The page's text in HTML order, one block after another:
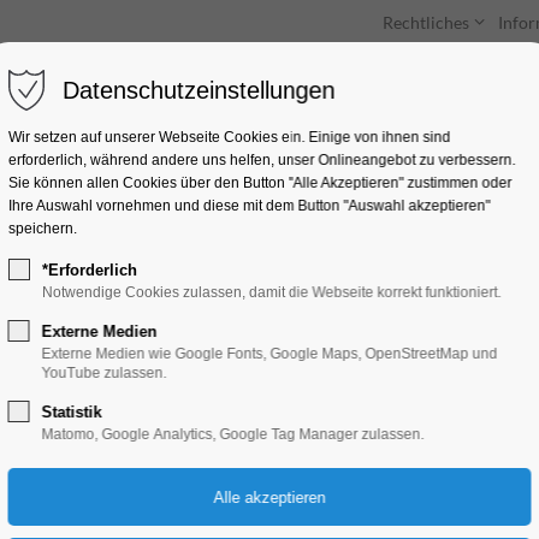
Rechtliches
Unterkünfte Entdecken & Erleben
für alle
Führung, Kinder, Jugend,
13.11.2024, 16:00–17:30
Datenschutzeinstellungen
Wir setzen auf unserer Webseite Cookies ein. Einige von ihnen sind
erforderlich, während andere uns helfen, unser Onlineangebot zu verbessern.
Sie können allen Cookies über den Button "Alle Akzeptieren" zustimmen oder
Ihre Auswahl vornehmen und diese mit dem Button "Auswahl akzeptieren"
speichern.
*Erforderlich
Notwendige Cookies zulassen, damit die Webseite korrekt funktioniert.
Externe Medien
Externe Medien wie Google Fonts, Google Maps, OpenStreetMap und
YouTube zulassen.
Statistik
Matomo, Google Analytics, Google Tag Manager zulassen.